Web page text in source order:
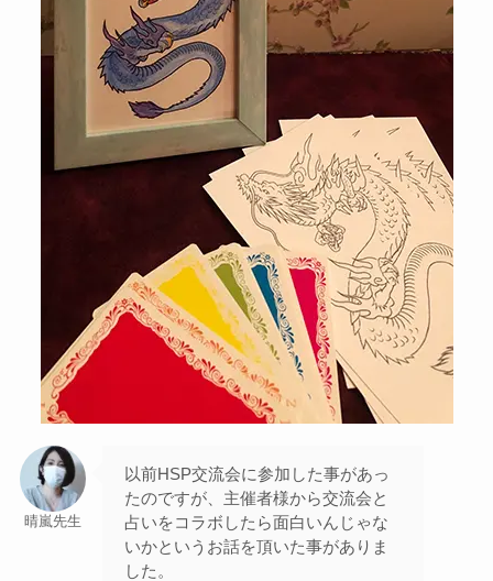
晴嵐先生
以前HSP交流会に参加した事があっ
たのですが、主催者様から交流会と
占いをコラボしたら面白いんじゃな
いかというお話を頂いた事がありま
した。